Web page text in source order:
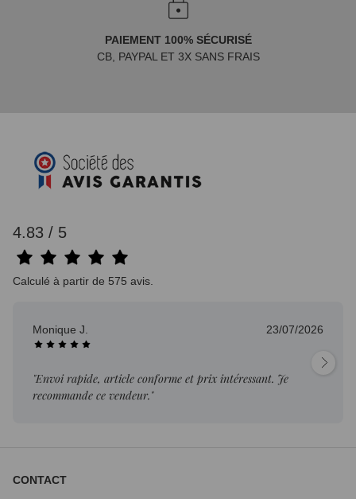
PAIEMENT 100% SÉCURISÉ
CB, PAYPAL ET 3X SANS FRAIS
4.83 / 5
Calculé à partir de 575 avis.
Monique J. 23/07/2026
"Envoi rapide, article conforme et prix intéressant. Je
recommande ce vendeur."
CONTACT